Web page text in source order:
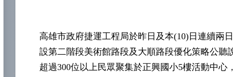
高雄市政府捷運工程局於昨日及本(10)日連續兩
設第二階段美術館路段及大順路段優化策略公
超過300位以上民眾聚集於正興國小5樓活動中